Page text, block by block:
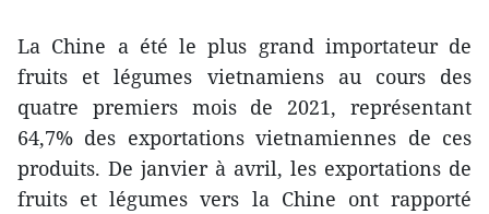
La Chine a été le plus grand importateur de
fruits et légumes vietnamiens au cours des
quatre premiers mois de 2021, représentant
64,7% des exportations vietnamiennes de ces
produits. De janvier à avril, les exportations de
fruits et légumes vers la Chine ont rapporté